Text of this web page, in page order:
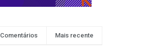
Comentários Mais recente